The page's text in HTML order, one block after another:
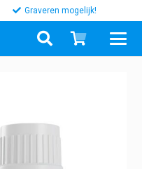
Graveren mogelijk!